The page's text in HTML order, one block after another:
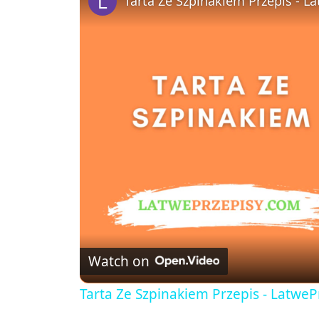
Watch on
Tarta Ze Szpinakiem Przepis -